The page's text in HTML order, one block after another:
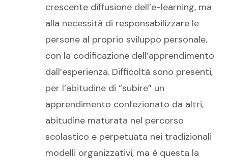
crescente diffusione dell’e-learning, ma
alla necessità di responsabilizzare le
persone al proprio sviluppo personale,
con la codificazione dell’apprendimento
dall’esperienza. Difficoltà sono presenti,
per l’abitudine di “subire” un
apprendimento confezionato da altri,
abitudine maturata nel percorso
scolastico e perpetuata nei tradizionali
modelli organizzativi, ma è questa la